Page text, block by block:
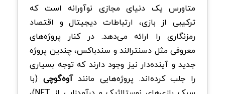
متاورس یک دنیای مجازی نوآورانه است که
ترکیبی از بازی، ارتباطات دیجیتال و اقتصاد
رمزنگاری را ارائه می‌دهد. در کنار پروژه‌های
معروفی مثل دسنترالند و سندباکس، چندین پروژه
جدید و آینده‌دار نیز وجود دارند که توجه بسیاری
را جلب کرده‌اند. پروژه‌هایی مانندآوه‌گوچی (با